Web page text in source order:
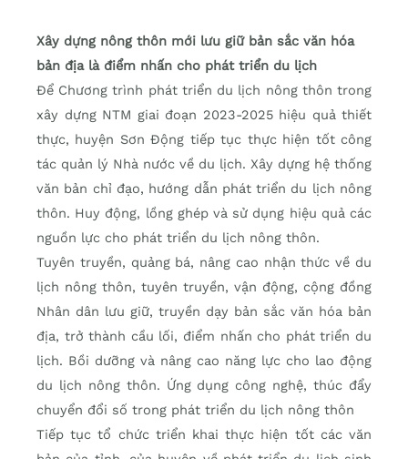
Xây dựng nông thôn mới lưu giữ bản sắc văn hóa
bản địa là điểm nhấn cho phát triển du lịch
Để Chương trình phát triển du lịch nông thôn trong
xây dựng NTM giai đoạn 2023-2025 hiệu quả thiết
thực, huyện Sơn Động tiếp tục thực hiện tốt công
tác quản lý Nhà nước về du lịch. Xây dựng hệ thống
văn bản chỉ đạo, hướng dẫn phát triển du lịch nông
thôn. Huy động, lồng ghép và sử dụng hiệu quả các
nguồn lực cho phát triển du lịch nông thôn.
Tuyên truyền, quảng bá, nâng cao nhận thức về du
lịch nông thôn, tuyên truyền, vận động, cộng đồng
Nhân dân lưu giữ, truyền dạy bản sắc văn hóa bản
địa, trở thành cầu lối, điểm nhấn cho phát triển du
lịch. Bồi dưỡng và nâng cao năng lực cho lao động
du lịch nông thôn. Ứng dụng công nghệ, thúc đẩy
chuyển đổi số trong phát triển du lịch nông thôn
Tiếp tục tổ chức triển khai thực hiện tốt các văn